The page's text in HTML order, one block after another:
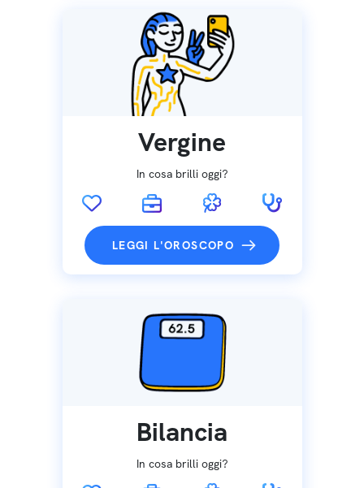
Vergine
In cosa brilli oggi?
LEGGI L'OROSCOPO
Bilancia
In cosa brilli oggi?